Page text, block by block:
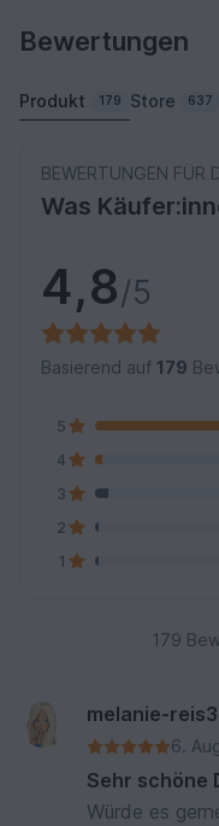
Bewertungen
Produkt 179 Store 637
BEWERTUNGEN FÜR
Was
4,8/5
Basierend auf 179
5
4
3
2
1
179
melanie-reis3
6.
Sehr schöne
Würde es